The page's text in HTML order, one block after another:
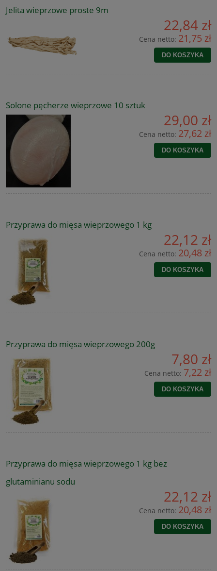
Jelita wieprzowe proste 9m
22,84 zł
Cena netto: 21,75 zł
DO KOSZYKA
Solone pęcherze wieprzowe 10 sztuk
29,00 zł
Cena netto: 27,62 zł
DO KOSZYKA
Przyprawa do mięsa wieprzowego 1 kg
22,12 zł
Cena netto: 20,48 zł
DO KOSZYKA
Przyprawa do mięsa wieprzowego 200g
7,80 zł
Cena netto: 7,22 zł
DO KOSZYKA
Przyprawa do mięsa wieprzowego 1 kg bez
glutaminianu sodu
22,12 zł
Cena netto: 20,48 zł
DO KOSZYKA